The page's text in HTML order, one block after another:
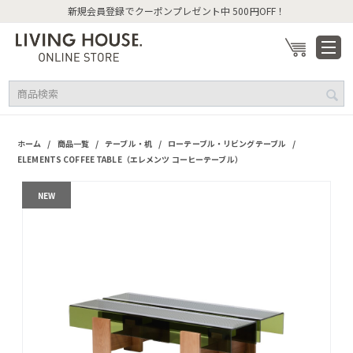
新規会員登録でクーポンプレゼント中 500円OFF！
ホーム / 商品一覧 / テーブル・机 / ローテーブル・リビングテーブル /
ELEMENTS COFFEE TABLE（エレメンツ コーヒーテーブル）
NEW